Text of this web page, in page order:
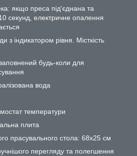
якщо преса під'єднана та
секунд, електричне опалення
з індикатором рівня. Місткість
будь-коли для
вода
температури
плита
прасувального стола: 68х25 см
перегляду та полегшення